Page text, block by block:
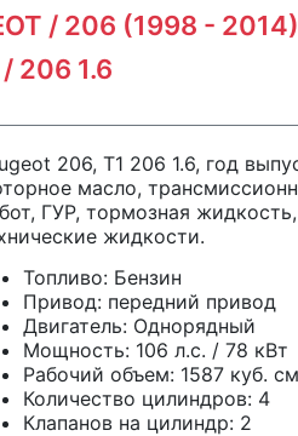
/ 206 (1998 -
206 1.6
206, T1 206 1.6, год
масло,
ГУР, тормозная
жидкости.
Топливо: Бензин
Привод: передний привод
Двигатель: Однорядный
Мощность: 106 л.с. / 78 кВт
Рабочий объем: 1587 куб.
Количество цилиндров: 4
Клапанов на цилиндр: 2